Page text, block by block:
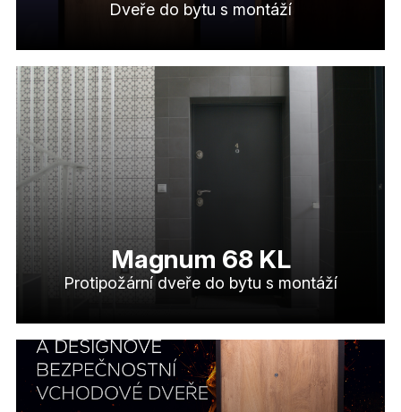
Dveře do bytu s montáží
Magnum 68 KL
Protipožární dveře do bytu s montáží